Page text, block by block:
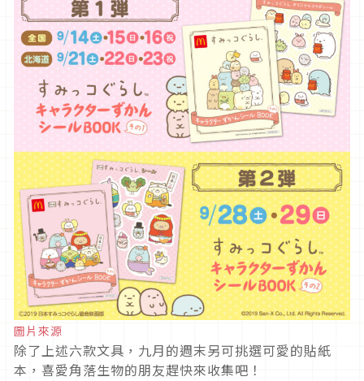
圖片來源
除了上述六款文具，九月的週末另可挑選可愛的貼紙
本，喜愛角落生物的朋友趕快來收集吧！